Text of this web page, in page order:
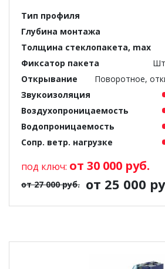
Тип профиля
Глубина монтажа
Толщина стеклопакета, max
Фиксатор пакета
Открывание
Поворотное,
Звукоизоляция
Воздухопроницаемость
Водопроницаемость
Сопр. ветр. нагрузке
под ключ: от 30 000 руб.
от 27 000 руб. от 25 000